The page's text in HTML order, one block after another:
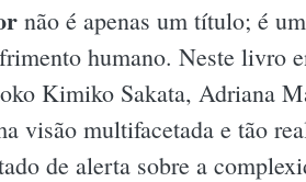
não é apenas um título; é
humano. Neste livro
Kimiko Sakata, Adriana
visão multifacetada e tão
de alerta sobre a